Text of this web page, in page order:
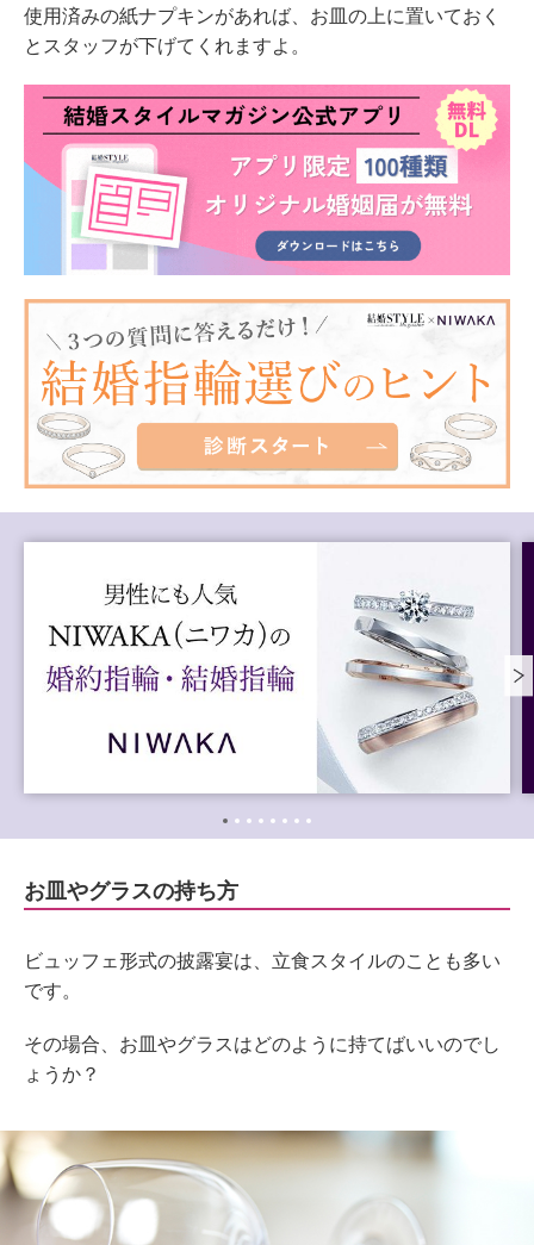
使用済みの紙ナプキンがあれば、お皿の上に置いておく
とスタッフが下げてくれますよ。
お皿やグラスの持ち方
ビュッフェ形式の披露宴は、立食スタイルのことも多い
です。
その場合、お皿やグラスはどのように持てばいいのでし
ょうか？